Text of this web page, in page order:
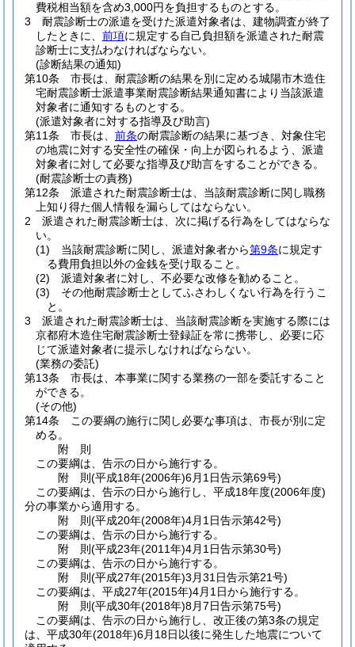
費税相当額を含め3,000円を負担するものとする。
3
耐震診断士の派遣を受けた派遣対象者は、建物調査が終了
したときに、 前項に規定する自己負担額を派遣された耐震
診断士に支払わなければならない。
(診断結果の通知)
第10条
市長は、耐震診断の結果を別に定める城陽市木造住
宅耐震診断士派遣事業耐震診断結果通知書により当該派遣
対象者に通知するものとする。
(派遣対象者に対する指導及び助言)
第11条
市長は、 前条の耐震診断の結果に基づき、対象住宅
の地震に対する安全性の確保・向上が図られるよう、派遣
対象者に対して必要な指導及び助言をすることができる。
(耐震診断士の責務)
第12条
派遣された耐震診断士は、当該耐震診断に関し職務
上知り得た個人情報を漏らしてはならない。
2
派遣された耐震診断士は、次に掲げる行為をしてはならな
い。
(1)
当該耐震診断に関し、派遣対象者から第9条に規定す
る費用負担以外の金銭を受け取ること。
(2)
派遣対象者に対し、不必要な改修を勧めること。
(3)
その他耐震診断士としてふさわしくない行為を行うこ
と。
3
派遣された耐震診断士は、当該耐震診断を実施する際には
京都府木造住宅耐震診断士登録証を常に携帯し、必要に応
じて派遣対象者に提示しなければならない。
(業務の委託)
第13条
市長は、本事業に関する業務の一部を委託すること
ができる。
(その他)
第14条
この要綱の施行に関し必要な事項は、市長が別に定
める。
附 則
この要綱は、告示の日から施行する。
附 則(平成18年(2006年)6月1日告示第69号)
この要綱は、告示の日から施行し、平成18年度(2006年度)
分の事業から適用する。
附 則(平成20年(2008年)4月1日告示第42号)
この要綱は、告示の日から施行する。
附 則(平成23年(2011年)4月1日告示第30号)
この要綱は、告示の日から施行する。
附 則(平成27年(2015年)3月31日告示第21号)
この要綱は、平成27年(2015年)4月1日から施行する。
附 則(平成30年(2018年)8月7日告示第75号)
この要綱は、告示の日から施行し、改正後の第3条の規定
は、平成30年(2018年)6月18日以後に発生した地震について